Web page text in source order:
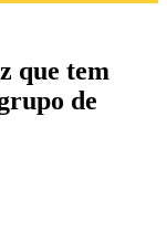
que tem
de